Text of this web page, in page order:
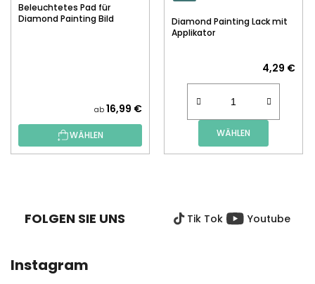
Beleuchtetes Pad für
Diamond Painting Bild
ab 16,99 €
WÄHLEN
Diamond Painting Lack mit
Applikator
4,29 €
WÄHLEN
FOLGEN SIE UNS Tik Tok Youtube
Instagram